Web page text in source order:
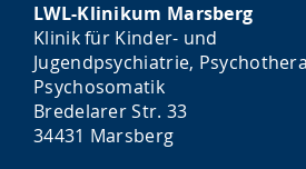
LWL-Klinikum Marsberg
Klinik für Kinder- und
Jugendpsychiatrie,
Psychosomatik
Bredelarer Str. 33
34431 Marsberg